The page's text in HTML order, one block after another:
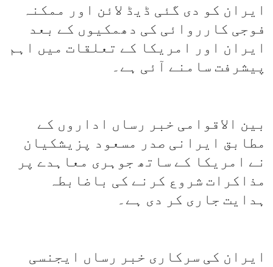
ایران کو دی گئی ڈیڈ لائن اور ممکنہ
فوجی کارروائی کی دھمکیوں کے بعد
ایران اور امریکا کے تعلقات میں اہم
پیشرفت سامنے آئی ہے۔
بین الاقوامی خبر رساں اداروں کے
مطابق ایرانی صدر مسعود پزیشکیان
نے امریکا کے ساتھ جوہری معاہدے پر
مذاکرات شروع کرنے کی باضابطہ
ہدایت جاری کر دی ہے۔
ایران کی سرکاری خبر رساں ایجنسی